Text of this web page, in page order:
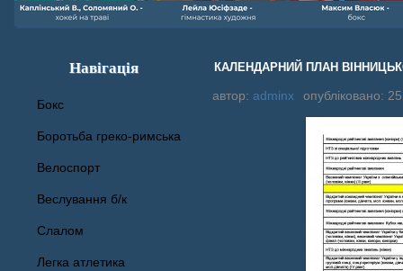
Навігація
Бокс
Боротьба греко-римська
Велоспорт
Веслування б/к
Cлалом
Легка атлетика
КАЛЕНДАРНИЙ ПЛАН
автор: adminx опубліковано: